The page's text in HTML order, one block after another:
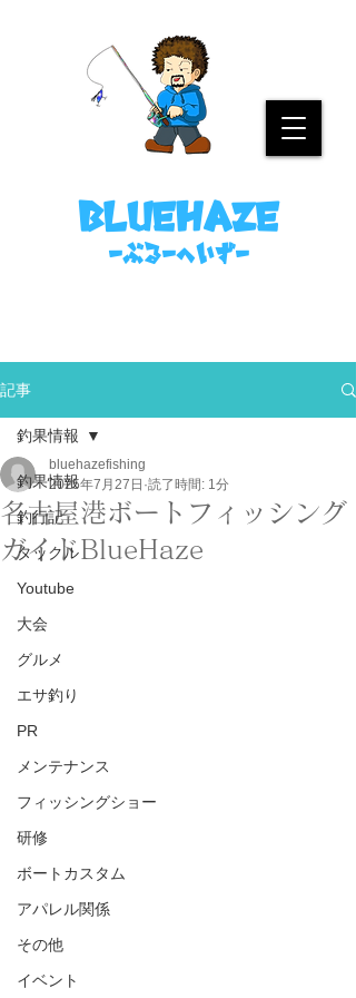
bluehaze
​－ぶるーへいずー
記事
釣果情報
釣行記
タックル
Youtube
大会
グルメ
エサ釣り
PR
メンテナンス
フィッシングショー
研修
ボートカスタム
アパレル関係
その他
イベント
釣果情報
名古屋港ボートフィッシング
ガイドBlueHaze
bluehazefishing
2025年7月27日 読了時間: 1分